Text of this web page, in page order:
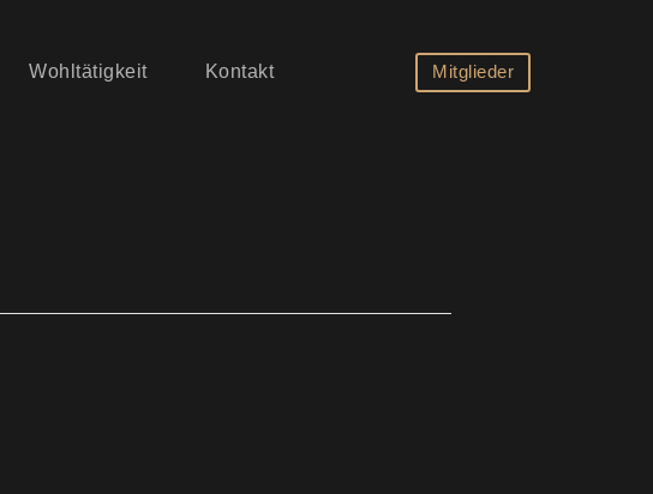
Wohltätigkeit Kontakt Mitglieder